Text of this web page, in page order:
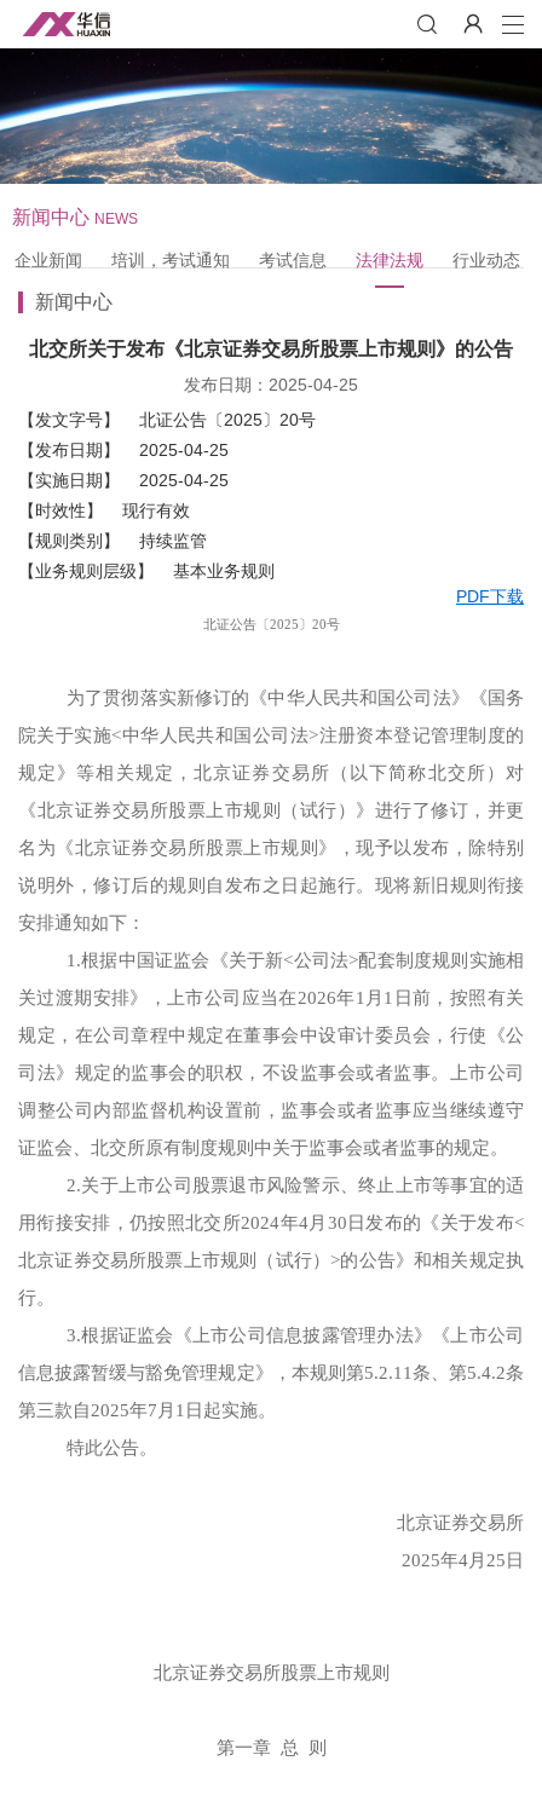
新闻中心 NEWS
企业新闻 培训，考试通知 考试信息 法律法规 行业动态
新闻中心
北交所关于发布《北京证券交易所股票上市规则》的公告
发布日期：2025-04-25
【发文字号】 北证公告〔2025〕20号
【发布日期】 2025-04-25
【实施日期】 2025-04-25
【时效性】 现行有效
【规则类别】 持续监管
【业务规则层级】 基本业务规则
PDF下载
北证公告〔2025〕20号
为了贯彻落实新修订的《中华人民共和国公司法》《国务
院关于实施<中华人民共和国公司法>注册资本登记管理制度的
规定》等相关规定，北京证券交易所（以下简称北交所）对
《北京证券交易所股票上市规则（试行）》进行了修订，并更
名为《北京证券交易所股票上市规则》，现予以发布，除特别
说明外，修订后的规则自发布之日起施行。现将新旧规则衔接
安排通知如下：
1.根据中国证监会《关于新<公司法>配套制度规则实施相
关过渡期安排》，上市公司应当在2026年1月1日前，按照有关
规定，在公司章程中规定在董事会中设审计委员会，行使《公
司法》规定的监事会的职权，不设监事会或者监事。上市公司
调整公司内部监督机构设置前，监事会或者监事应当继续遵守
证监会、北交所原有制度规则中关于监事会或者监事的规定。
2.关于上市公司股票退市风险警示、终止上市等事宜的适
用衔接安排，仍按照北交所2024年4月30日发布的《关于发布<
北京证券交易所股票上市规则（试行）>的公告》和相关规定执
行。
3.根据证监会《上市公司信息披露管理办法》《上市公司
信息披露暂缓与豁免管理规定》，本规则第5.2.11条、第5.4.2条
第三款自2025年7月1日起实施。
特此公告。
北京证券交易所
2025年4月25日
北京证券交易所股票上市规则
第一章 总 则